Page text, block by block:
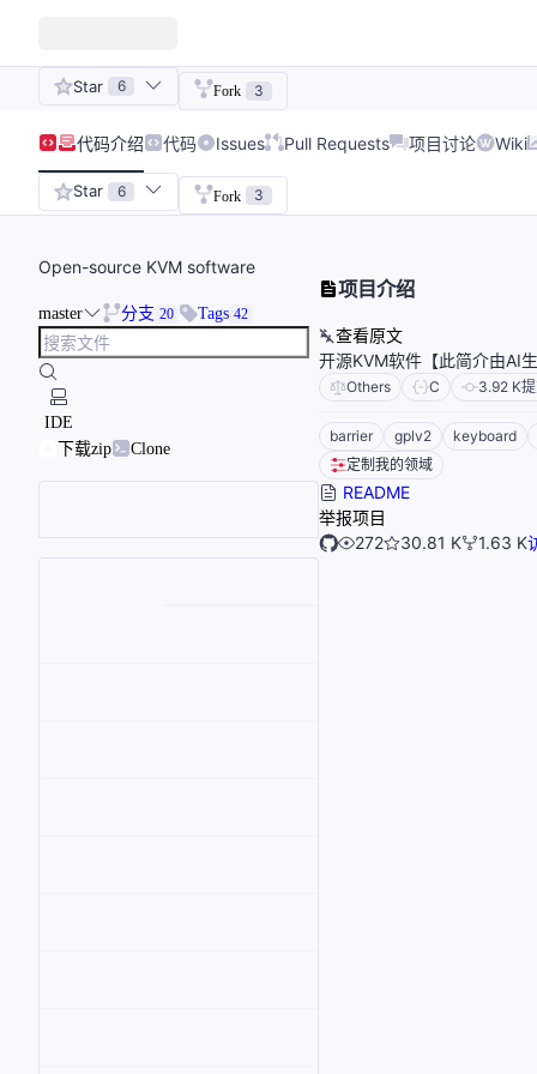
Star 6 Fork 3
代码介绍 代码 Issues Pull Requests 项目讨论 Wiki
Star 6 Fork 3
Open-source KVM software
master 分支 20 Tags 42
IDE
下载zip
Clone
项目介绍
查看原文
开源KVM软件【此简介由AI
Others C 3.92 K
barrier gplv2
keyboard
定制我的领域
README
举报项目
272
30.81 K 1.63 K